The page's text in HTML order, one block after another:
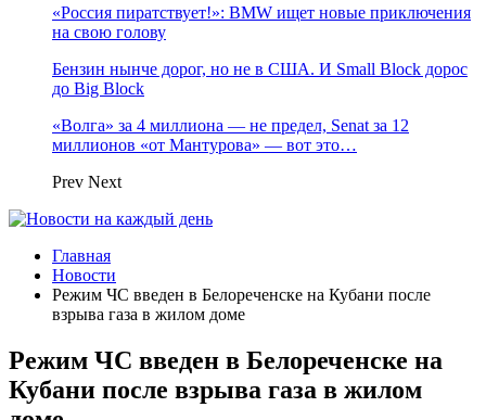
«Россия пиратствует!»: BMW ищет новые приключения
на свою голову
Бензин нынче дорог, но не в США. И Small Block дорос
до Big Block
«Волга» за 4 миллиона — не предел, Senat за 12
миллионов «от Мантурова» — вот это…
Prev Next
Главная
Новости
Режим ЧС введен в Белореченске на Кубани после
взрыва газа в жилом доме
Режим ЧС введен в Белореченске на
Кубани после взрыва газа в жилом